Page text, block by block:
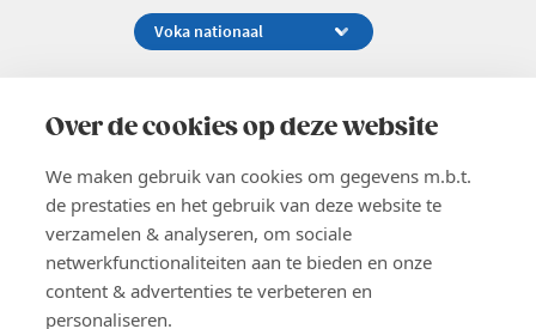
Over de cookies op deze website
We maken gebruik van cookies om gegevens m.b.t.
de prestaties en het gebruik van deze website te
verzamelen & analyseren, om sociale
netwerkfunctionaliteiten aan te bieden en onze
content & advertenties te verbeteren en
personaliseren.
02 229 81 11
EN